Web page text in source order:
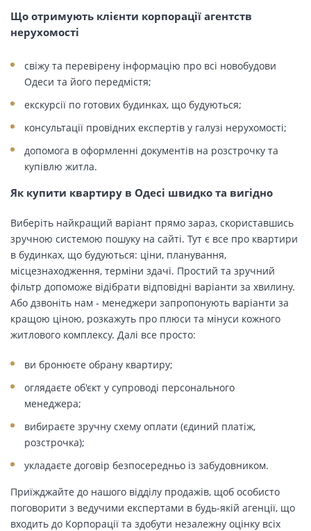
Що отримують клієнти корпорації агентств
нерухомості
свіжу та перевірену інформацію про всі новобудови
Одеси та його передмістя;
екскурсії по готових будинках, що будуються;
консультації провідних експертів у галузі нерухомості;
допомога в оформленні документів на розстрочку та
купівлю житла.
Як купити квартиру в Одесі швидко та вигідно
Виберіть найкращий варіант прямо зараз, скориставшись
зручною системою пошуку на сайті. Тут є все про квартири
в будинках, що будуються: ціни, планування,
місцезнаходження, терміни здачі. Простий та зручний
фільтр допоможе відібрати відповідні варіанти за хвилину.
Або дзвоніть нам - менеджери запропонують варіанти за
кращою ціною, розкажуть про плюси та мінуси кожного
житлового комплексу. Далі все просто:
ви бронюєте обрану квартиру;
оглядаєте об'єкт у супроводі персонального
менеджера;
вибираєте зручну схему оплати (єдиний платіж,
розстрочка);
укладаєте договір безпосередньо із забудовником.
Приїжджайте до нашого відділу продажів, щоб особисто
поговорити з ведучими експертами в будь-якій агенції, що
входить до Корпорації та здобути незалежну оцінку всіх